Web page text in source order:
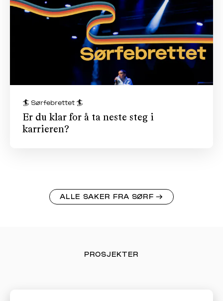
🏄 Sørfebrettet 🏄
Er du klar for å ta neste steg i
karrieren?
ALLE SAKER FRA SØRF →
PROSJEKTER